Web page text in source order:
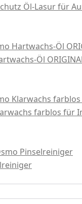
Öl-Lasur für
Hartwachs-Öl
Öl
Klarwachs farblos
farblos für
Pinselreiniger